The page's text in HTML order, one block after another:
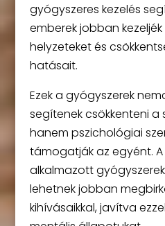
gyógyszeres kezelés
emberek jobban kezeljék
helyzeteket és
hatásait.
Ezek a gyógyszerek
segítenek csökkenteni a
hanem pszichológiai
támogatják az egyént. A
alkalmazott
lehetnek jobban
kihívásaikkal, javítva